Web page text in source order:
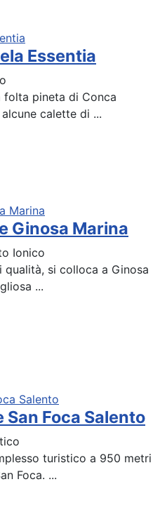
Essentia
pineta di Conca
calette di ...
Ginosa Marina
Ionico
si colloca a Ginosa
...
Foca Salento
turistico a 950 metri
Foca. ...